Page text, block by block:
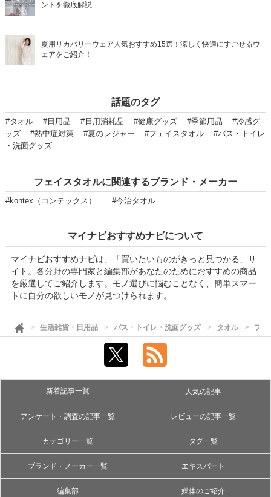
ントを徹底解説
夏用リカバリーウェア人気おすすめ15選！涼しく快適にすごせるウ
ェアをご紹介！
話題のタグ
#タオル #日用品 #日用消耗品 #健康グッズ #季節用品
#冷感グ
ッズ
#熱中症対策 #夏のレジャー #フェイスタオル
#バス・トイレ
・洗面グッズ
フェイスタオルに関連するブランド・メーカー
#kontex（コンテックス） #今治タオル
マイナビおすすめナビについて
マイナビおすすめナビは、「買いたいものがきっと見つかる」サ
イト。各分野の専門家と編集部があなたのためにおすすめの商品
を厳選してご紹介します。モノ選びに悩むことなく、簡単スマー
トに自分の欲しいモノが見つけられます。
生活雑貨・日用品 バス・トイレ・洗面グッズ タオル フェ
新着記事一覧 人気の記事
アンケート・調査の記事一覧 レビューの記事一覧
カテゴリー一覧 タグ一覧
ブランド・メーカー一覧 エキスパート
編集部 媒体のご紹介